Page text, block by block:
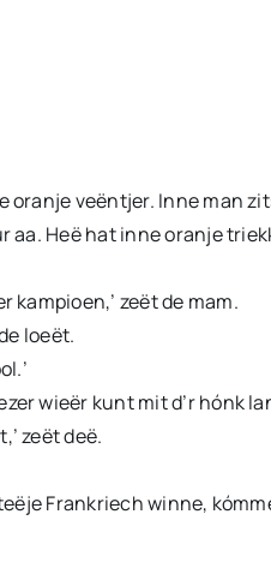
veëntjer. Inne man
Heë hat inne oranje
kampioen,’ zeët de mam.
loeët.
wieër kunt mit d’r hónk
zeët deë.
Frankriech winne,